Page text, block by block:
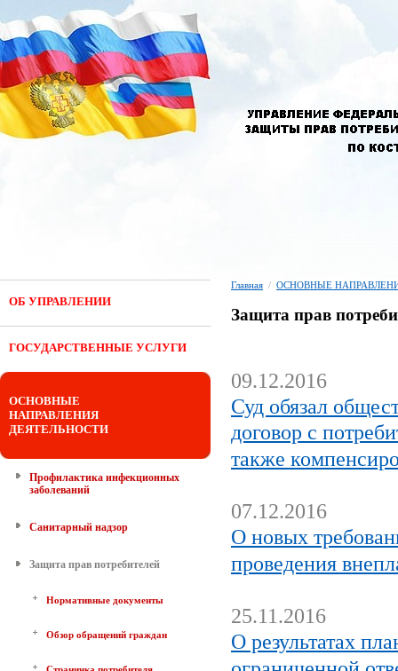
ОБ УПРАВЛЕНИИ
ГОСУДАРСТВЕННЫЕ УСЛУГИ
ОСНОВНЫЕ
НАПРАВЛЕНИЯ
ДЕЯТЕЛЬНОСТИ
Профилактика инфекционных
заболеваний
Санитарный надзор
Защита прав потребителей
Нормативные документы
Обзор обращений граждан
Главная / ОСНОВНЫЕ
Защита прав
09.12.2016
Суд обязал
договор с
также
07.12.2016
О новых
проведения
25.11.2016
О результатах